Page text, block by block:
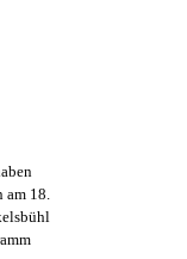
am 18.